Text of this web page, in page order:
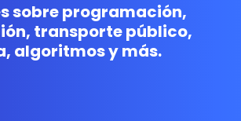
sobre programación,
transporte público,
algoritmos y más.